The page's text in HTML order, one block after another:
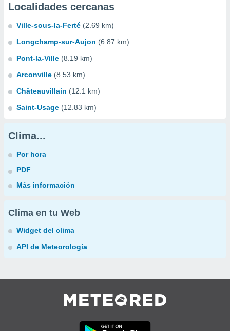
Localidades cercanas
Ville-sous-la-Ferté (2.69 km)
Longchamp-sur-Aujon (6.87 km)
Pont-la-Ville (8.19 km)
Arconville (8.53 km)
Châteauvillain (12.1 km)
Saint-Usage (12.83 km)
Clima...
Por hora
PDF
Más información
Clima en tu Web
Widget del clima
API de Meteorología